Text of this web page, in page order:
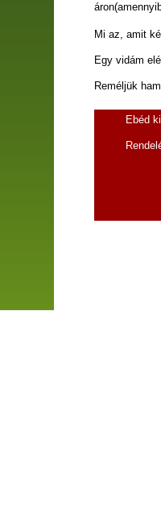
Mi az, amit
Egy vidám
Reméljük
Ebéd